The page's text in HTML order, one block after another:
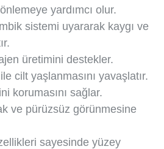
yardımcı olur.
sistemi uyararak kaygı ve
üretimini destekler.
cilt yaşlanmasını yavaşlatır.
korumasını sağlar.
ve pürüzsüz görünmesine
sayesinde yüzey